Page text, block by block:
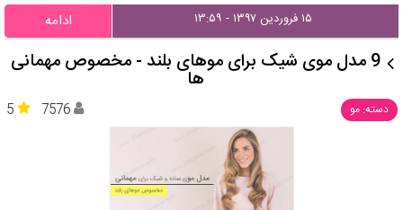
۱۵ فروردین ۱۳۹۷ - ۱۳:۵۹ ادامه
9 مدل موی شیک برای موهای بلند - مخصوص مهمانی
ها
دسته: مو 5 7576